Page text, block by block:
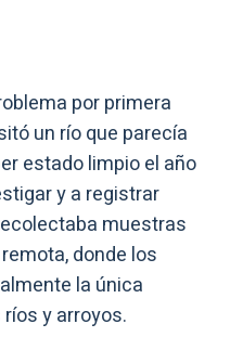
por primera
un río que parecía
estado limpio el año
y a registrar
muestras
donde los
la única
y arroyos.